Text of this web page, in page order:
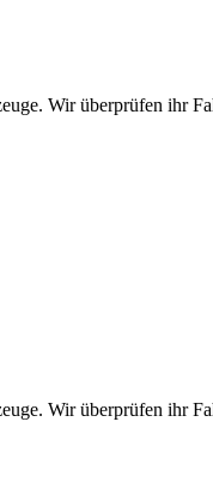
Wir überprüfen ihr
Wir überprüfen ihr